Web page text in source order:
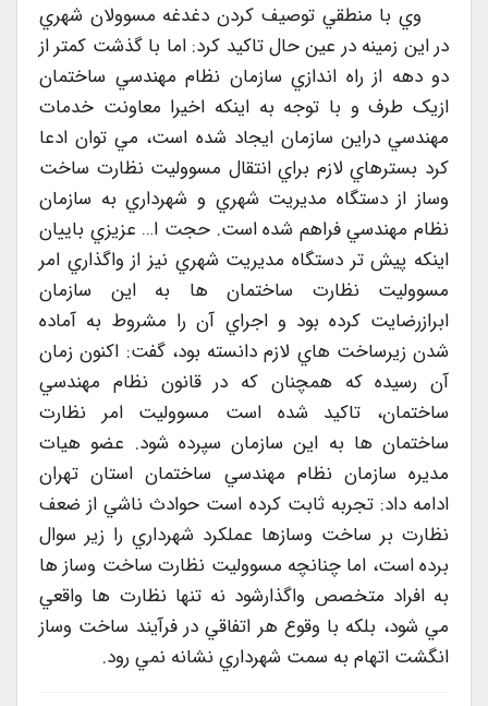
وي با منطقي توصيف کردن دغدغه مسوولان شهري
در اين زمينه در عين حال تاکيد کرد: اما با گذشت کمتر از
دو دهه از راه اندازي سازمان نظام مهندسي ساختمان
ازيک طرف و با توجه به اينکه اخيرا معاونت خدمات
مهندسي دراين سازمان ايجاد شده است، مي توان ادعا
کرد بسترهاي لازم براي انتقال مسووليت نظارت ساخت
وساز از دستگاه مديريت شهري و شهرداري به سازمان
نظام مهندسي فراهم شده است. حجت ا… عزيزي باييان
اينکه پيش تر دستگاه مديريت شهري نيز از واگذاري امر
مسووليت نظارت ساختمان ها به اين سازمان
ابرازرضايت کرده بود و اجراي آن را مشروط به آماده
شدن زيرساخت هاي لازم دانسته بود، گفت: اکنون زمان
آن رسيده که همچنان که در قانون نظام مهندسي
ساختمان، تاکيد شده است مسووليت امر نظارت
ساختمان ها به اين سازمان سپرده شود. عضو هيات
مديره سازمان نظام مهندسي ساختمان استان تهران
ادامه داد: تجربه ثابت کرده است حوادث ناشي از ضعف
نظارت بر ساخت وسازها عملکرد شهرداري را زير سوال
برده است، اما چنانچه مسووليت نظارت ساخت وساز ها
به افراد متخصص واگذارشود نه تنها نظارت ها واقعي
مي شود، بلکه با وقوع هر اتفاقي در فرآيند ساخت وساز
انگشت اتهام به سمت شهرداري نشانه نمي رود.